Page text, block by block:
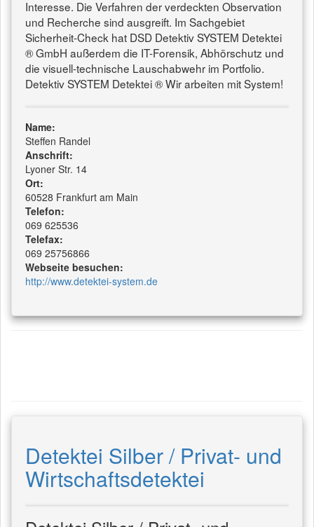
Interesse. Die Verfahren der verdeckten Observation
und Recherche sind ausgreift. Im Sachgebiet
Sicherheit-Check hat DSD Detektiv SYSTEM Detektei
® GmbH außerdem die IT-Forensik, Abhörschutz und
die visuell-technische Lauschabwehr im Portfolio.
Detektiv SYSTEM Detektei ® Wir arbeiten mit System!
Name:
Steffen Randel
Anschrift:
Lyoner Str. 14
Ort:
60528 Frankfurt am Main
Telefon:
069 625536
Telefax:
069 25756866
Webseite besuchen:
http://www.detektei-system.de
Detektei Silber / Privat- und
Wirtschaftsdetektei